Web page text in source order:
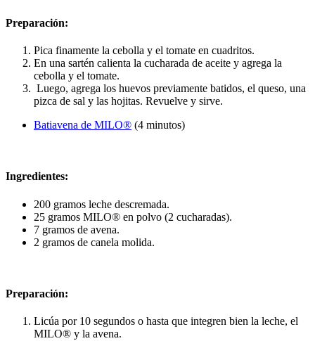
Preparación:
Pica finamente la cebolla y el tomate en cuadritos.
En una sartén calienta la cucharada de aceite y agrega la
cebolla y el tomate.
Luego, agrega los huevos previamente batidos, el queso, una
pizca de sal y las hojitas. Revuelve y sirve.
Batiavena de MILO® (4 minutos)
Ingredientes:
200 gramos leche descremada.
25 gramos MILO® en polvo (2 cucharadas).
7 gramos de avena.
2 gramos de canela molida.
Preparación:
Licúa por 10 segundos o hasta que integren bien la leche, el
MILO® y la avena.